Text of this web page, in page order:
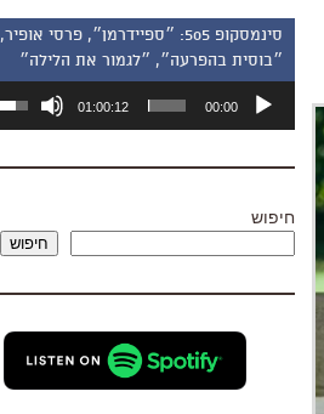
סינמסקופ 505: ״ספיידרמן״, פרסי אופיר,
״בוסית בהפרעה״, ״לגמור את הלילה״
אודיו
00:00
01:00:12
חיפוש
חיפוש